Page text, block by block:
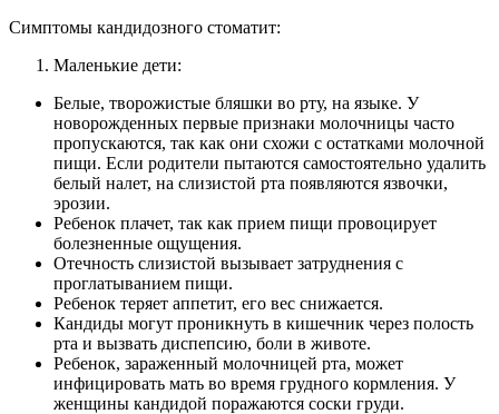
Симптомы кандидозного стоматит:
Маленькие дети:
Белые, творожистые бляшки во рту, на языке. У
новорожденных первые признаки молочницы часто
пропускаются, так как они схожи с остатками молочной
пищи. Если родители пытаются самостоятельно удалить
белый налет, на слизистой рта появляются язвочки,
эрозии.
Ребенок плачет, так как прием пищи провоцирует
болезненные ощущения.
Отечность слизистой вызывает затруднения с
проглатыванием пищи.
Ребенок теряет аппетит, его вес снижается.
Кандиды могут проникнуть в кишечник через полость
рта и вызвать диспепсию, боли в животе.
Ребенок, зараженный молочницей рта, может
инфицировать мать во время грудного кормления. У
женщины кандидой поражаются соски груди.